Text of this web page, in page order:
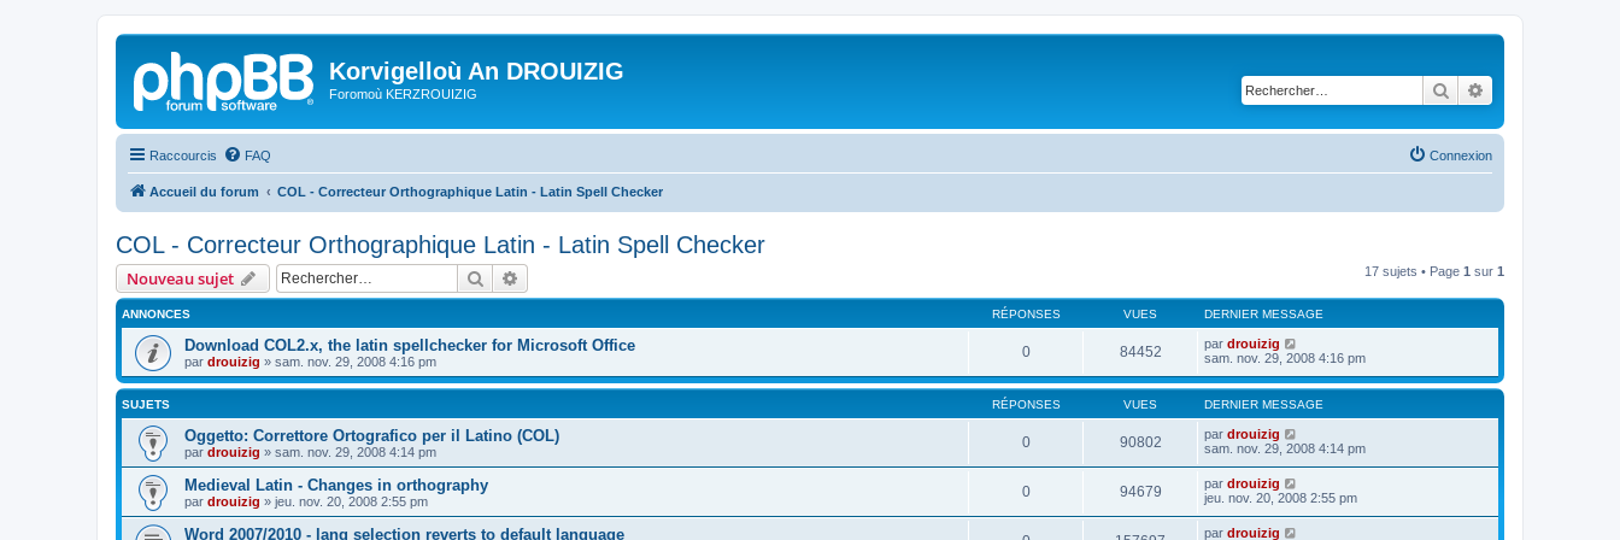
Korvigelloù An DROUIZIG
Foromoù KERZROUIZIG Rechercher
Raccourcis FAQ Connexion
Accueil du forum COL - Correcteur Orthographique Latin - Latin Spell Checker
COL - Correcteur Orthographique Latin - Latin Spell Checker
Nouveau sujet Rechercher 17 sujets • Page 1 sur 1
ANNONCES RÉPONSES VUES DERNIER MESSAGE
Download COL2.x, the latin spellchecker for Microsoft Office
par drouizig » sam. nov. 29, 2008 4:16 pm
0 84452 par drouizig
sam. nov. 29, 2008 4:16 pm
SUJETS RÉPONSES VUES DERNIER MESSAGE
Oggetto: Correttore Ortografico per il Latino (COL)
par drouizig » sam. nov. 29, 2008 4:14 pm
0 90802 par drouizig
sam. nov. 29, 2008 4:14 pm
Medieval Latin - Changes in orthography
par drouizig » jeu. nov. 20, 2008 2:55 pm
0 94679 par drouizig
jeu. nov. 20, 2008 2:55 pm
Word 2007/2010 - lang selection reverts to default language par drouizig